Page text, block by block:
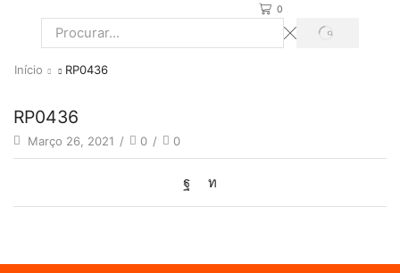
0
Search
PROCURAR
Início RP0436
RP0436
Março 26, 2021 / 0 / 0